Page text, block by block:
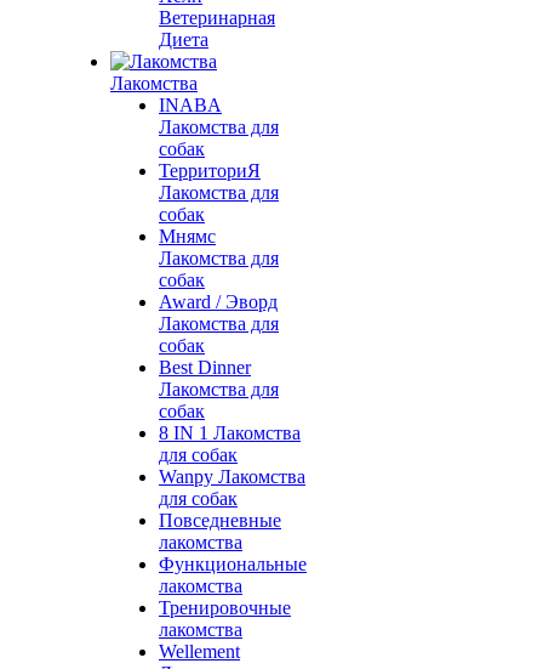
Ветеринарная
Диета
Лакомства
INABA
Лакомства для
собак
ТерриториЯ
Лакомства для
собак
Мнямс
Лакомства для
собак
Award / Эворд
Лакомства для
собак
Best Dinner
Лакомства для
собак
8 IN 1 Лакомства
для собак
Wanpy Лакомства
для собак
Повседневные
лакомства
Функциональные
лакомства
Тренировочные
лакомства
Wellement